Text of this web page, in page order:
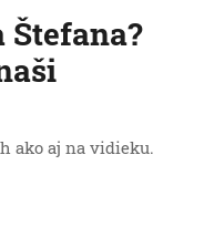
ako aj na vidieku.